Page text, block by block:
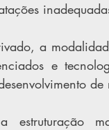
a
e
estruturação